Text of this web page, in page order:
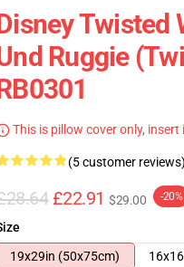
Twisted
Ruggie
This is pillow cover only, insert
(5 customer reviews)
£22.91 $29.00 -20%
19x29in (50x75cm)